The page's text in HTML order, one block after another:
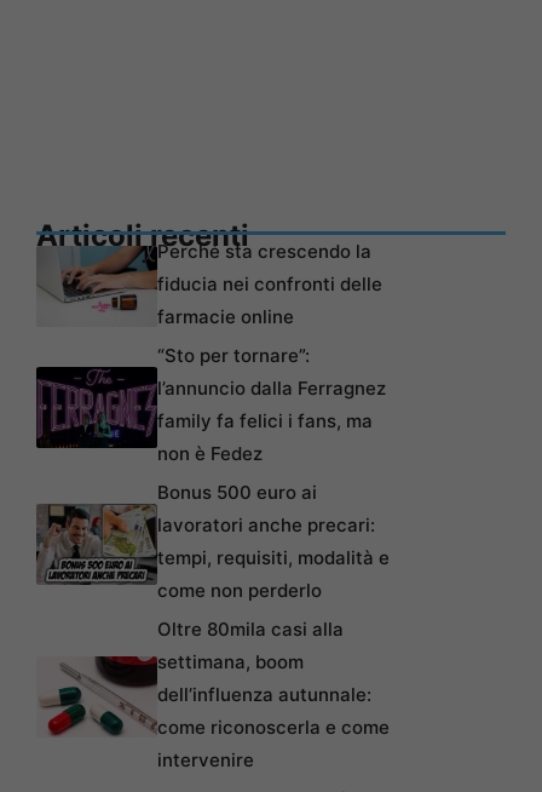
Articoli recentiPerché sta crescendo la
fiducia nei confronti delle
farmacie online
“Sto per tornare”:
l’annuncio dalla Ferragnez
family fa felici i fans, ma
non è Fedez
Bonus 500 euro ai
lavoratori anche precari:
tempi, requisiti, modalità e
come non perderlo
Oltre 80mila casi alla
settimana, boom
dell’influenza autunnale:
come riconoscerla e come
intervenire